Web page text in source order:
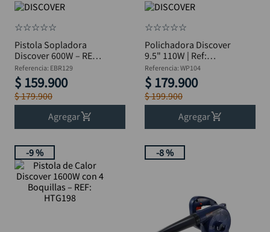
☆☆☆☆☆
Pistola Sopladora
Discover 600W – REF:
EBR129
Referencia: EBR129
$ 159.900
$179.900
Agregar
☆☆☆☆☆
Polichadora Discover
9.5" 110W | Ref:
WP104
Referencia: WP104
$ 179.900
$199.900
Agregar
-9 % -8 %